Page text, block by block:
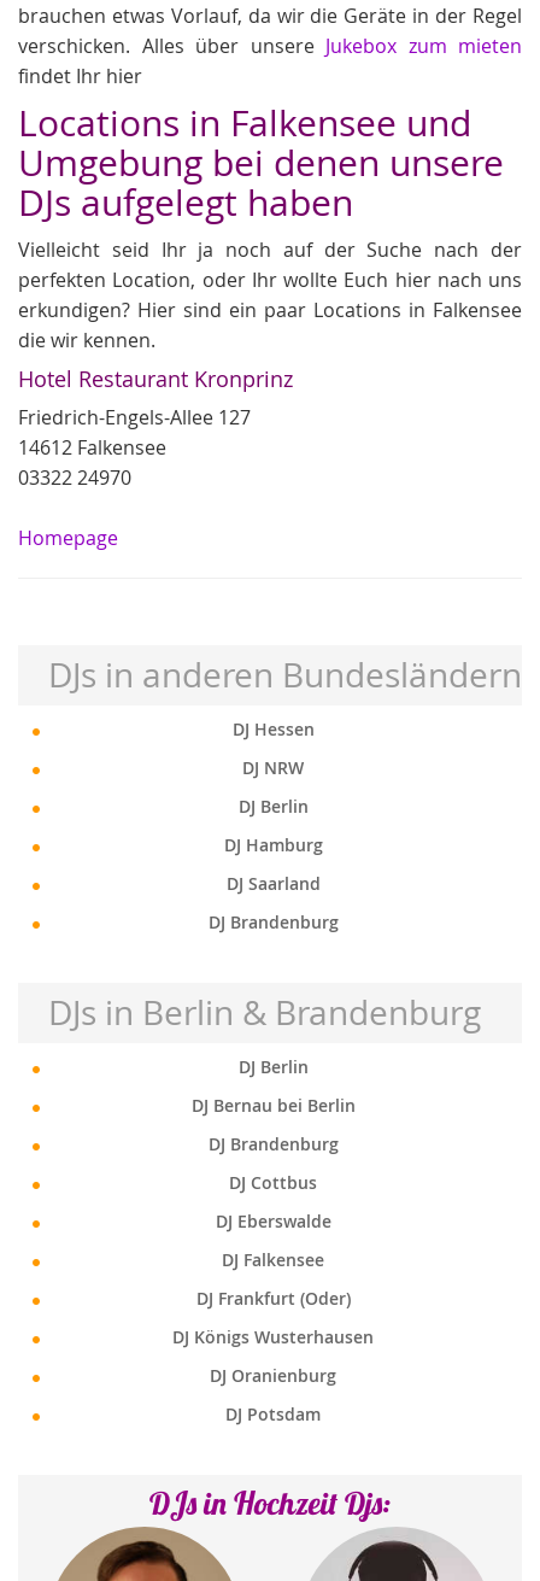
brauchen etwas Vorlauf, da wir die Geräte in der Regel
verschicken. Alles über unsere Jukebox zum mieten
findet Ihr hier
Locations in Falkensee und
Umgebung bei denen unsere
DJs aufgelegt haben
Vielleicht seid Ihr ja noch auf der Suche nach der
perfekten Location, oder Ihr wollte Euch hier nach uns
erkundigen? Hier sind ein paar Locations in Falkensee
die wir kennen.
Hotel Restaurant Kronprinz
Friedrich-Engels-Allee 127
14612 Falkensee
03322 24970
Homepage
DJs in anderen Bundesländern
DJ Hessen
DJ NRW
DJ Berlin
DJ Hamburg
DJ Saarland
DJ Brandenburg
DJs in Berlin & Brandenburg
DJ Berlin
DJ Bernau bei Berlin
DJ Brandenburg
DJ Cottbus
DJ Eberswalde
DJ Falkensee
DJ Frankfurt (Oder)
DJ Königs Wusterhausen
DJ Oranienburg
DJ Potsdam
DJs in Hochzeit Djs: